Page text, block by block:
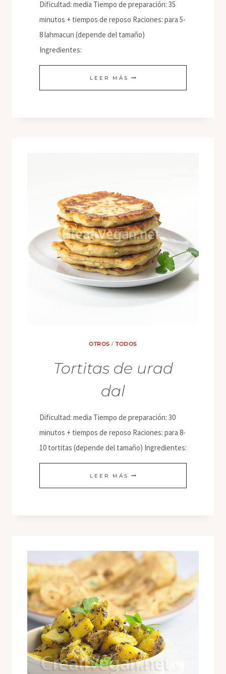
Dificultad: media Tiempo de preparación: 35
minutos + tiempos de reposo Raciones: para 5-
8 lahmacun (depende del tamaño)
Ingredientes:
LEER MÁS LAHMACUN
VEGANO
OTROS /TODOS
Tortitas de urad
dal
Dificultad: media Tiempo de preparación: 30
minutos + tiempos de reposo Raciones: para 8-
10 tortitas (depende del tamaño) Ingredientes:
LEER MÁS TORTITAS
DE